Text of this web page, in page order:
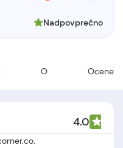
O Ocene
Nadpovprečno
4.0